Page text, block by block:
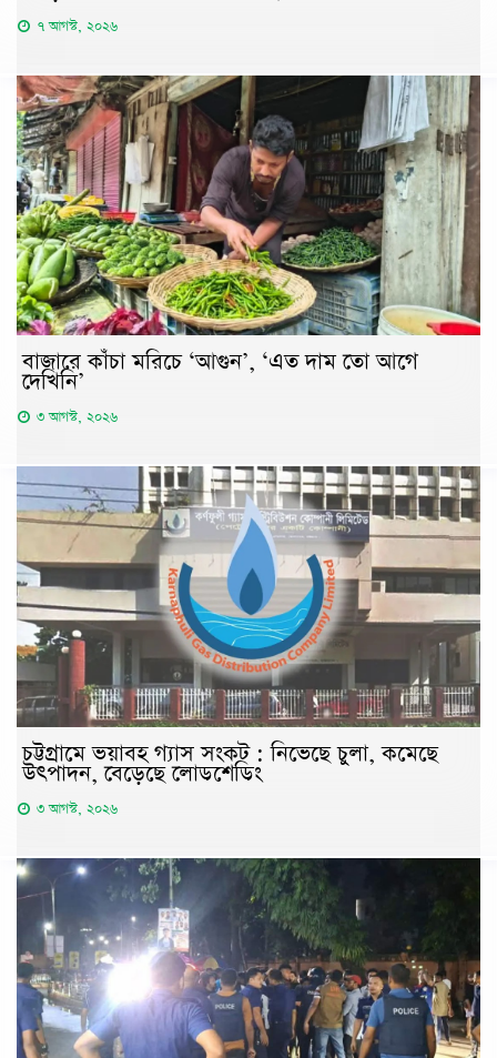
৭ আগস্ট, ২০২৬
বাজারে কাঁচা মরিচে ‘আগুন’, ‘এত দাম তো আগে
দেখিনি’
৩ আগস্ট, ২০২৬
চট্টগ্রামে ভয়াবহ গ্যাস সংকট : নিভেছে চুলা, কমেছে
উৎপাদন, বেড়েছে লোডশেডিং
৩ আগস্ট, ২০২৬